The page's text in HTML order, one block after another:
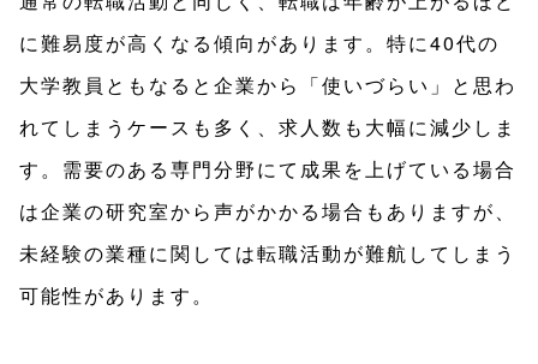
に難易度が高くなる傾向があります。特に40代の
大学教員ともなると企業から「使いづらい」と思わ
れてしまうケースも多く、求人数も大幅に減少しま
す。需要のある専門分野にて成果を上げている場合
は企業の研究室から声がかかる場合もありますが、
未経験の業種に関しては転職活動が難航してしまう
可能性があります。